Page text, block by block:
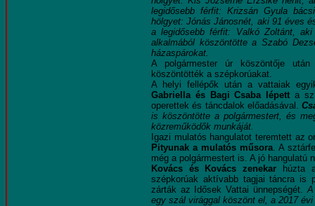
legidősebb férfit: Krizsán Gyula
hölgyet: Jónás Jánosnét, aki 91 éves
a legidősebb férfit: Valkó Zoltánt,
alkalmából köszöntötte a Szabó
házaspárokat.
A polgármester úr köszöntője
köszöntötték a szépkorúakat.
A helyi fellépők után a vattaiak
Gabriella és Bagi Csaba lépett a
operettek és táncdalok előadásával.
is köszöntötte a polgármestert, és
közreműködők munkáját.
Igazi mulatós hangulatot teremtett az
Pityunak a mulatós műsora. A
még a polgármestert is. A jó hangulatú
Kovács és Kovács zenekar húzta
szépkorúak aktívabb tagjai táncra is
zárták az Idősek Vattai ünnepségét.A
egy szál virággal köszönt el, a 2017